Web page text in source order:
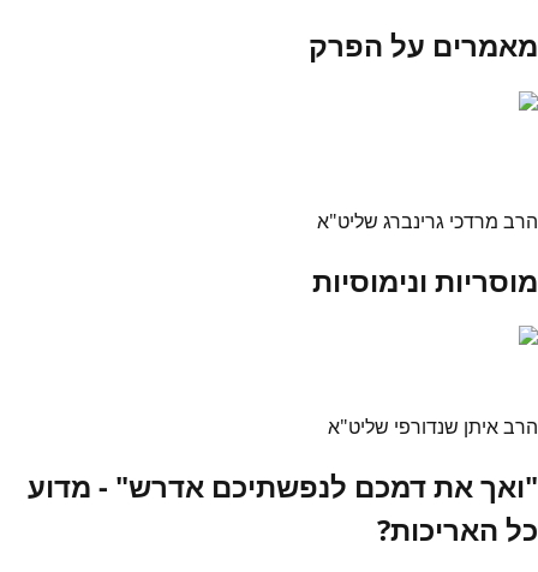
מאמרים על הפרק
הרב מרדכי גרינברג שליט"א
מוסריות ונימוסיות
הרב איתן שנדורפי שליט"א
"ואך את דמכם לנפשתיכם אדרש" - מדוע
כל האריכות?